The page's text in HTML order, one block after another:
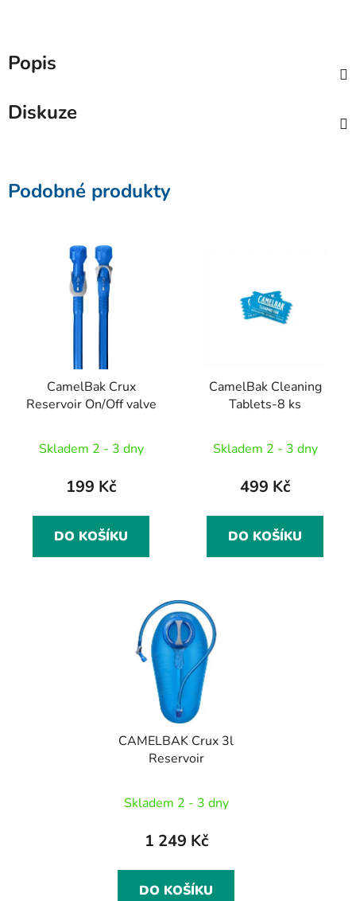
Popis
Diskuze
Podobné produkty
CamelBak Crux
Reservoir On/Off valve
Skladem 2 - 3 dny
199 Kč
DO KOŠÍKU
CamelBak Cleaning
Tablets-8 ks
Skladem 2 - 3 dny
499 Kč
DO KOŠÍKU
CAMELBAK Crux 3l
Reservoir
Skladem 2 - 3 dny
1 249 Kč
DO KOŠÍKU